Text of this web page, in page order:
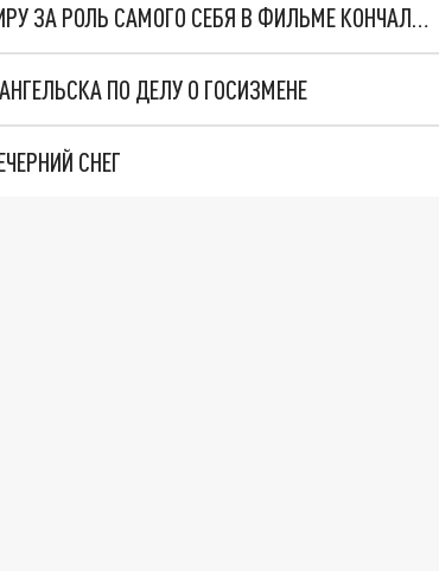
КАК ЖИТЕЛЬ АРХАНГЕЛЬСКА ПОЛУЧИЛ КВАРТИРУ ЗА РОЛЬ САМОГО СЕБЯ В ФИЛЬМЕ КОНЧАЛОВСКОГО
ПО ДЕЛУ О ГОСИЗМЕНЕ
СНЕГ